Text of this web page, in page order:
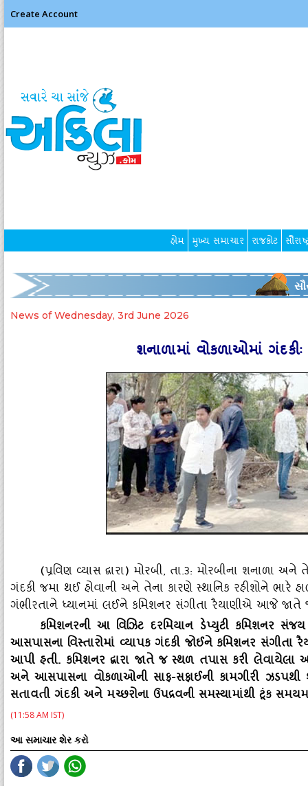
Create Account
હોમ મુખ્ય સમાચાર રાજકોટ
News of Wednesday, 3rd June 2026
શનાળામાં વોકળાઓમાં ગંદકીઃ
(પ્રવિણ વ્‍યાસ દ્વારા) મોરબી, તા.૩: મોરબીના શનાળા
ગંદકી જમા થઈ હોવાની અને તેના કારણે સ્‍થાનિક રહીશોને ભારે
ગંભીરતાને ધ્‍યાનમાં લઈને કમિશનર સંગીતા રૈયાણીએ આજે જાતે
કમિશનરની આ વિઝિટ દરમિયાન ડેપ્‍યુટી કમિશનર
આસપાસના વિસ્‍તારોમાં વ્‍યાપક ગંદકી જોઈને કમિશનર
આપી હતી. કમિશનર દ્વારા જાતે જ સ્‍થળ તપાસ કરી
અને આસપાસના વોકળાઓની સાફ-સફાઈની કામગીરી
સતાવતી ગંદકી અને મચ્‍છરોના ઉપદ્રવની સમસ્‍યામાંથી ટૂંક
(11:58 AM IST)
આ સમાચાર શેર કરો